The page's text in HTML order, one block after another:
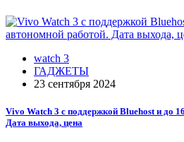
watch 3
ГАДЖЕТЫ
23 сентября 2024
Vivo Watch 3 с поддержкой Bluehost и до
Дата выхода, цена